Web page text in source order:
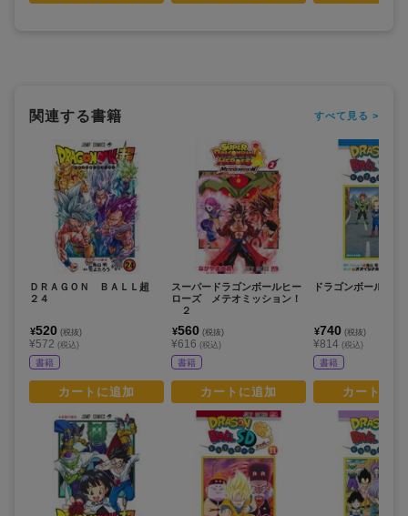
関連する書籍 すべて見る >
ＤＲＡＧＯＮ ＢＡＬＬ超
２４
¥520 (税抜)
¥572 (税込)
書籍
カートに追加
スーパードラゴンボールヒー
ローズ メテオミッション！
２
¥560 (税抜)
¥616 (税込)
書籍
カートに追加
ドラゴンボールＳ
¥740 (税抜)
¥814 (税込)
書籍
カートに